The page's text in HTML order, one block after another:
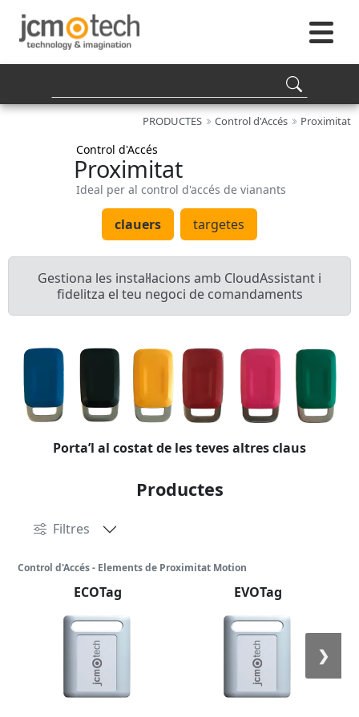
PRODUCTES Control d'Accés Proximitat
Control d'Accés
Proximitat
Ideal per al control d'accés de vianants
clauers targetes
Gestiona les instal·lacions amb CloudAssistant i
fidelitza el teu negoci de comandaments
Porta’l al costat de les teves altres claus
Productes
Filtres
Control d'Accés - Elements de Proximitat Motion
ECOTag EVOTag
❯